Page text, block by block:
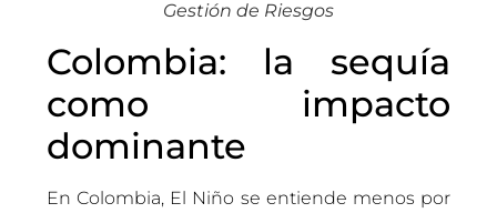
Gestión de Riesgos
Colombia: la sequía
como impacto
dominante
En Colombia, El Niño se entiende menos por